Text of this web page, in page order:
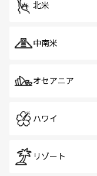
北米
中南米
オセアニア
ハワイ
リゾート